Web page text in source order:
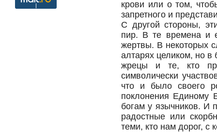
крови или о том,
запретного и
С другой стороны,
пир. В те времена и
жертвы. В некоторых
алтарях целиком, но в
жрецы и те, кто
символически
что и было своего
поклонения Единому
богам у язычников. И
радостные или
теми, кто нам дорог,